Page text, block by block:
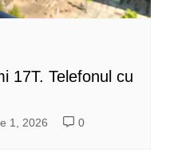
17T. Telefonul cu
1, 2026 0